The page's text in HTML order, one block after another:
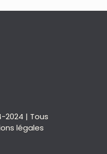
2024 | Tous
légales